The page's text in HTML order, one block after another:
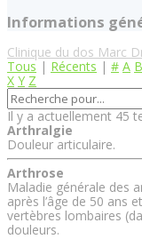
Informations
Clinique du dos Marc
Tous | Récents | # A B
X Y Z
Il y a actuellement 45
Arthralgie
Douleur articulaire.
Arthrose
Maladie générale des
après l’âge de 50 ans
vertèbres lombaires
douleurs.